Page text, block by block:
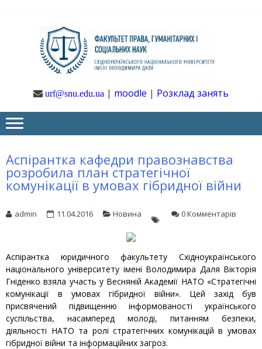
navigation
І
urf@snu.edu.ua | moodle | Розклад занять
Аспірантка кафедри правознавства
розробила план стратегічної
комунікації в умовах гібридної війни
admin 11.04.2016 Новина 0 Комментарів
Аспірантка юридичного факультету Східноукраїнського
національного університету імені Володимира Даля Вікторія
Гніденко взяла участь у Весняній Академії НАТО «Стратегічні
комунікації в умовах гібридної війни». Цей захід був
присвячений підвищенню інформованості українського
суспільства, насамперед молоді, питанням безпеки,
діяльності НАТО та ролі стратегічних комунікацій в умовах
гібридної війни та інформаційних загроз.